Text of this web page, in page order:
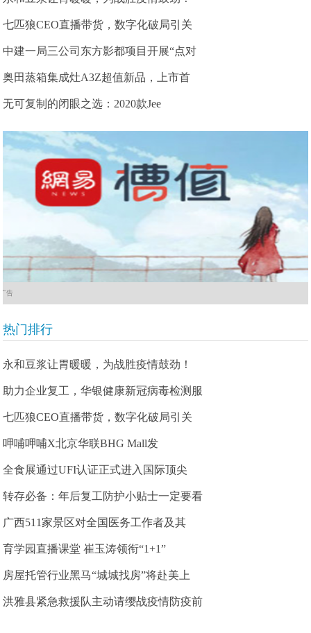
七匹狼CEO直播带货，数字化破局引关
中建一局三公司东方影都项目开展“点对
奥田蒸箱集成灶A3Z超值新品，上市首
无可复制的闭眼之选：2020款Jee
广告
热门排行
永和豆浆让胃暖暖，为战胜疫情鼓劲！
助力企业复工，华银健康新冠病毒检测服
七匹狼CEO直播带货，数字化破局引关
呷哺呷哺X北京华联BHG Mall发
全食展通过UFI认证正式进入国际顶尖
转存必备：年后复工防护小贴士一定要看
广西511家景区对全国医务工作者及其
育学园直播课堂 崔玉涛领衔“1+1”
房屋托管行业黑马“城城找房”将赴美上
洪雅县紧急救援队主动请缨战疫情防疫前